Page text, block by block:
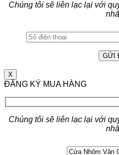
Chúng tôi sẽ liên lạc lại với
X
ĐĂNG KÝ MUA HÀNG
Chúng tôi sẽ liên lạc lại với